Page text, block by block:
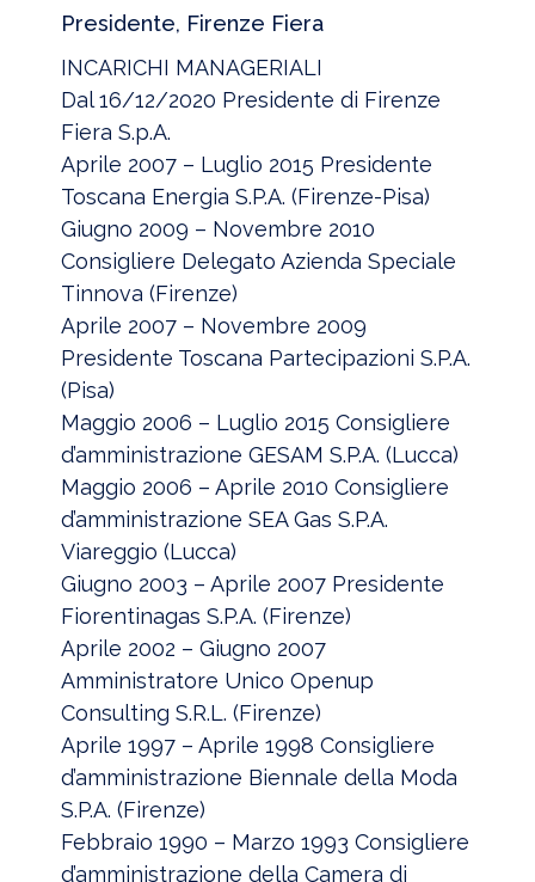
Presidente, Firenze Fiera
INCARICHI MANAGERIALI
Dal 16/12/2020 Presidente di Firenze
Fiera S.p.A.
Aprile 2007 – Luglio 2015 Presidente
Toscana Energia S.P.A. (Firenze-Pisa)
Giugno 2009 – Novembre 2010
Consigliere Delegato Azienda Speciale
Tinnova (Firenze)
Aprile 2007 – Novembre 2009
Presidente Toscana Partecipazioni S.P.A.
(Pisa)
Maggio 2006 – Luglio 2015 Consigliere
d’amministrazione GESAM S.P.A. (Lucca)
Maggio 2006 – Aprile 2010 Consigliere
d’amministrazione SEA Gas S.P.A.
Viareggio (Lucca)
Giugno 2003 – Aprile 2007 Presidente
Fiorentinagas S.P.A. (Firenze)
Aprile 2002 – Giugno 2007
Amministratore Unico Openup
Consulting S.R.L. (Firenze)
Aprile 1997 – Aprile 1998 Consigliere
d’amministrazione Biennale della Moda
S.P.A. (Firenze)
Febbraio 1990 – Marzo 1993 Consigliere
d’amministrazione della Camera di